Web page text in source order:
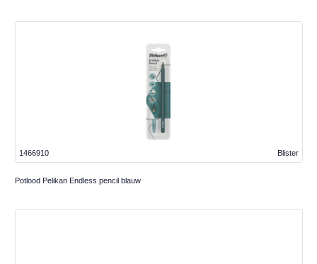
Blister
1466910
Potlood Pelikan Endless pencil blauw